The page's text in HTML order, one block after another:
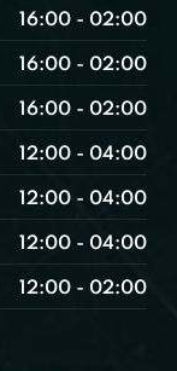
16:00 - 02:00
16:00 - 02:00
16:00 - 02:00
12:00 - 04:00
12:00 - 04:00
12:00 - 04:00
12:00 - 02:00